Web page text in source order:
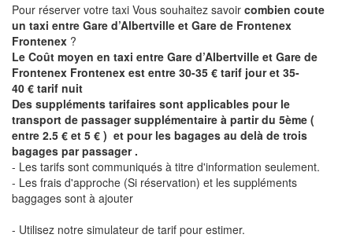
Pour réserver votre taxi Vous souhaitez savoir combien coute
un taxi entre Gare d’Albertville et Gare de Frontenex
Frontenex ?
Le Coût moyen en taxi entre Gare d’Albertville et Gare de
Frontenex Frontenex est entre 30-35 € tarif jour et 35-
40 € tarif nuit
Des suppléments tarifaires sont applicables pour le
transport de passager supplémentaire à partir du 5ème (
entre 2.5 € et 5 € ) et pour les bagages au delà de trois
bagages par passager .
- Les tarifs sont communiqués à titre d'information seulement.
- Les frais d'approche (Si réservation) et les suppléments
baggages sont à ajouter
- Utilisez notre simulateur de tarif pour estimer.